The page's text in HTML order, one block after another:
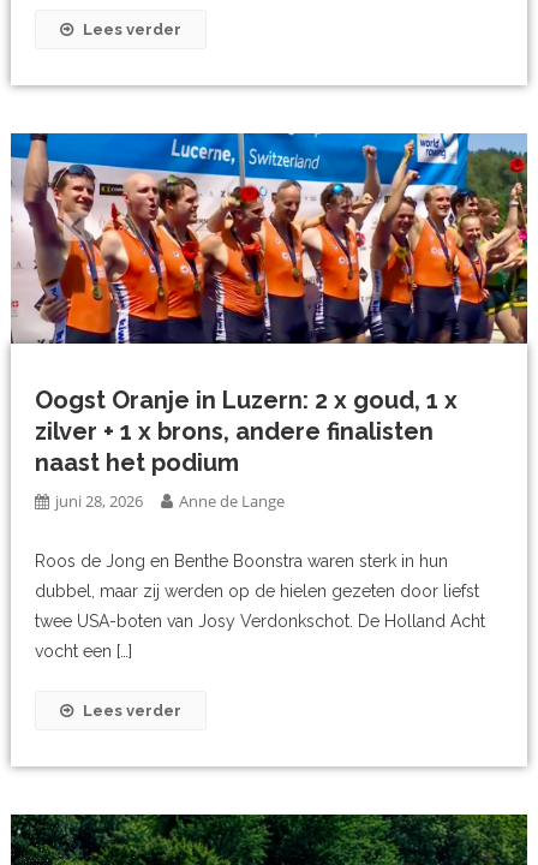
Lees verder
Oogst Oranje in Luzern: 2 x goud, 1 x
zilver + 1 x brons, andere finalisten
naast het podium
juni 28, 2026 Anne de Lange
Roos de Jong en Benthe Boonstra waren sterk in hun
dubbel, maar zij werden op de hielen gezeten door liefst
twee USA-boten van Josy Verdonkschot. De Holland Acht
vocht een […]
Lees verder